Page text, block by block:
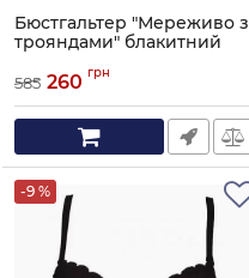
Бюстгальтер "Мереживо з
трояндами" блакитний
585 260 грн
-9 %